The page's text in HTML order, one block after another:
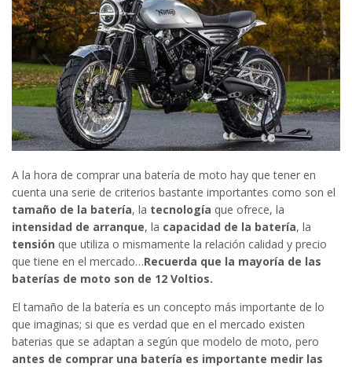
A la hora de comprar una batería de moto hay que tener en
cuenta una serie de criterios bastante importantes como son el
tamaño de la batería, la tecnología que ofrece, la
intensidad de arranque, la capacidad de la batería, la
tensión que utiliza o mismamente la relación calidad y precio
que tiene en el mercado…Recuerda que la mayoría de las
baterías de moto son de 12 Voltios.
El tamaño de la batería es un concepto más importante de lo
que imaginas; si que es verdad que en el mercado existen
baterias que se adaptan a según que modelo de moto, pero
antes de comprar una batería es importante medir las